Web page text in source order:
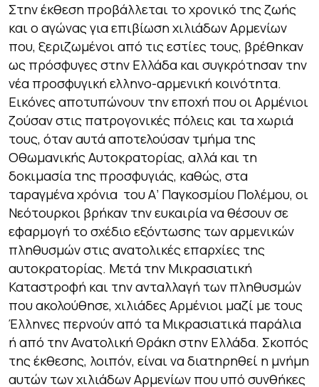
Στην έκθεση προβάλλεται το χρονικό της ζωής
και ο αγώνας για επιβίωση χιλιάδων Αρμενίων
που, ξεριζωμένοι από τις εστίες τους, βρέθηκαν
ως πρόσφυγες στην Ελλάδα και συγκρότησαν την
νέα προσφυγική ελληνο-αρμενική κοινότητα.
Εικόνες αποτυπώνουν την εποχή που οι Αρμένιοι
ζούσαν στις πατρογονικές πόλεις και τα χωριά
τους, όταν αυτά αποτελούσαν τμήμα της
Οθωμανικής Αυτοκρατορίας, αλλά και τη
δοκιμασία της προσφυγιάς, καθώς, στα
ταραγμένα χρόνια του Α’ Παγκοσμίου Πολέμου, οι
Νεότουρκοι βρήκαν την ευκαιρία να θέσουν σε
εφαρμογή το σχέδιο εξόντωσης των αρμενικών
πληθυσμών στις ανατολικές επαρχίες της
αυτοκρατορίας. Μετά την Μικρασιατική
Καταστροφή και την ανταλλαγή των πληθυσμών
που ακολούθησε, χιλιάδες Αρμένιοι μαζί με τους
Έλληνες περνούν από τα Μικρασιατικά παράλια
ή από την Ανατολική Θράκη στην Ελλάδα. Σκοπός
της έκθεσης, λοιπόν, είναι να διατηρηθεί η μνήμη
αυτών των χιλιάδων Αρμενίων που υπό συνθήκες